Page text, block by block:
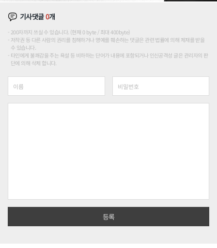
기사댓글0개
200자까지 쓰실 수 있습니다. (현재 0 byte / 최대 400byte)
저작권 등 다른 사람의 권리를 침해하거나 명예를 훼손하는 댓글은 관련 법률에 의해 제재를 받을
수 있습니다.
타인에게 불쾌감을 주는 욕설 등 비하하는 단어가 내용에 포함되거나 인신공격성 글은 관리자의 판
단에 의해 삭제 합니다.